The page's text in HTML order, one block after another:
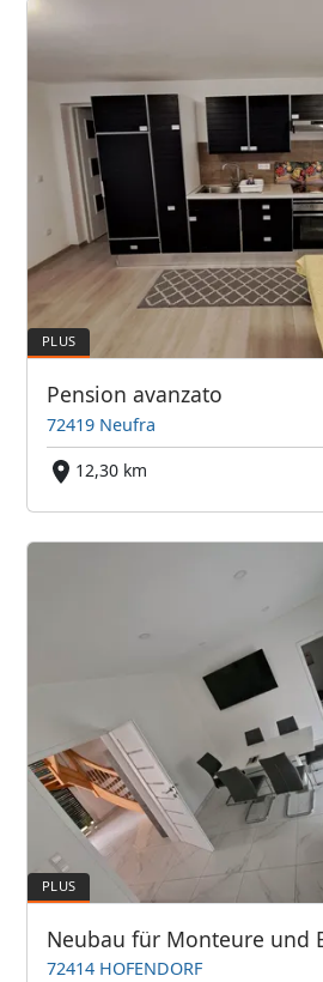
Pension avanzato
72419 Neufra
12,30 km
Neubau für Monteure und
72414 HOFENDORF